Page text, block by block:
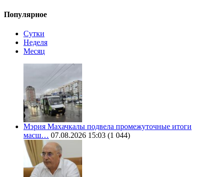
Популярное
Сутки
Неделя
Месяц
Мэрия Махачкалы подвела промежуточные итоги
масш… 07.08.2026 15:03 (1 044)